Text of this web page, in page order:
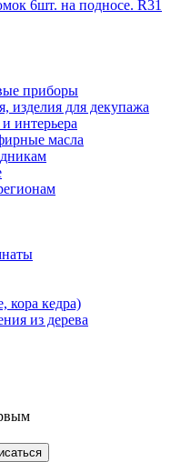
6шт. на подносе. R31
приборы
изделия для декупажа
интерьера
масла
кора кедра)
из дерева